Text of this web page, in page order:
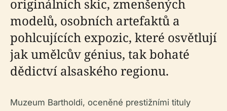
originálních skic, zmenšených
modelů, osobních artefaktů a
pohlcujících expozic, které osvětlují
jak umělcův génius, tak bohaté
dědictví alsaského regionu.
Muzeum Bartholdi, oceněné prestižními tituly